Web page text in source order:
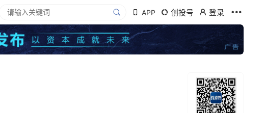
APP 创投号 登录